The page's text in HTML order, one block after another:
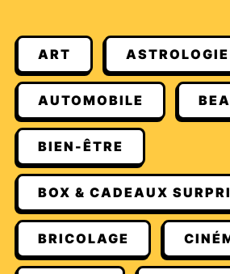
ART ASTROLOGIE
AUTOMOBILE
BIEN-ÊTRE
BOX & CADEAUX
BRICOLAGE